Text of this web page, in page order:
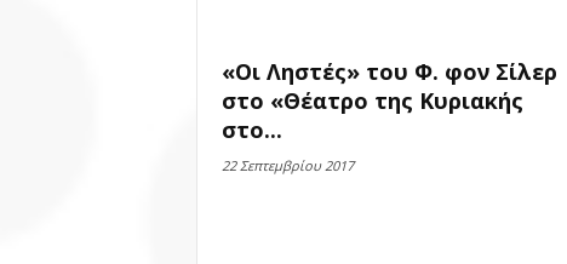
«Οι Ληστές» του Φ. φον Σίλερ
στο «Θέατρο της Κυριακής
στο...
22 Σεπτεμβρίου 2017